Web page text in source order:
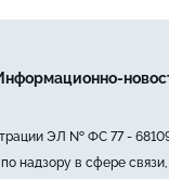
ЭЛ № ФС 77 -
надзору в сфере